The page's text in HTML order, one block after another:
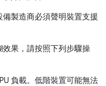
製造商必須聲明裝置支援
果，請按照下列步驟操
負載。低階裝置可能無法